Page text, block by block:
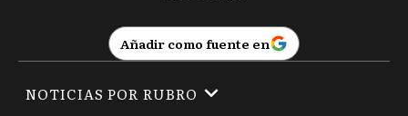
Añadir como fuente en
NOTICIAS POR RUBRO